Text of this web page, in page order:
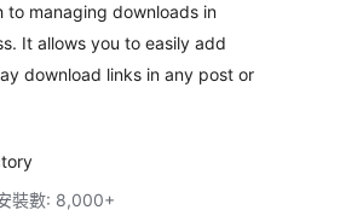
to managing downloads in
It allows you to easily add
download links in any post or
裝數: 8,000+